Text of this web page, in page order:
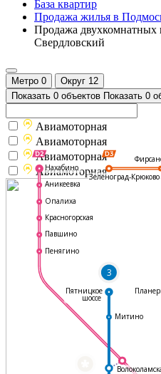
База квартир
Продажа жилья в
Продажа двухкомнатных
Свердловский
Метро 0 Округ 12
Показать 0 объектов Показать 0
3
Митино
Нахабино
Аникеевка
Опалиха
Красногорская
Павшино
Пенягино
Пятницкое
шоссе
Зеленоград-Крюково
Авиамоторная
Авиамоторная
Авиамоторная
Авиамоторная